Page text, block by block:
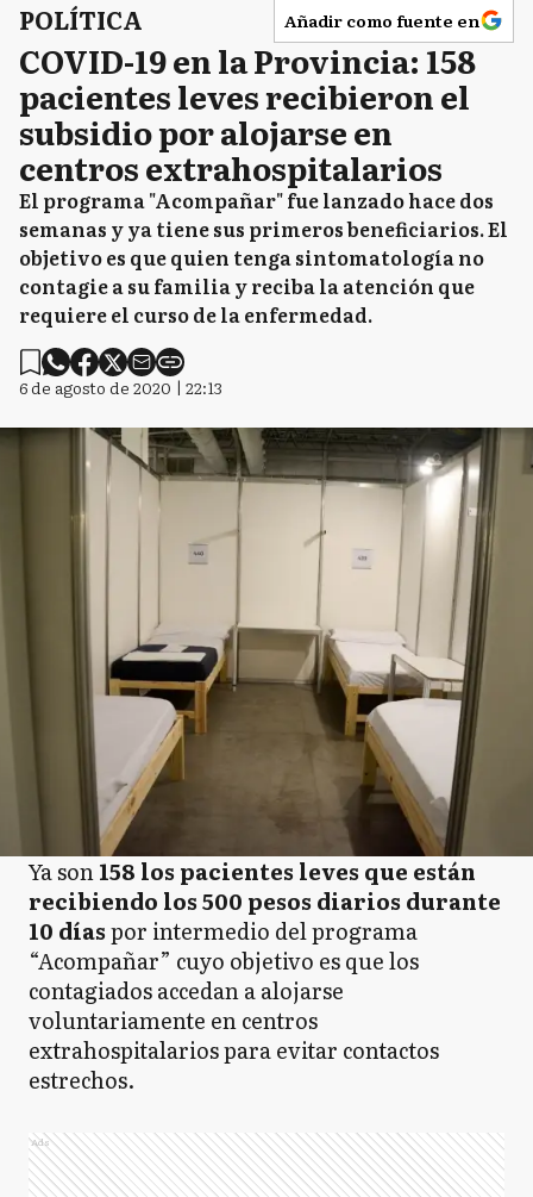
POLÍTICA Añadir como fuente en
COVID-19 en la Provincia: 158
pacientes leves recibieron el
subsidio por alojarse en
centros extrahospitalarios
El programa "Acompañar" fue lanzado hace dos
semanas y ya tiene sus primeros beneficiarios. El
objetivo es que quien tenga sintomatología no
contagie a su familia y reciba la atención que
requiere el curso de la enfermedad.
6 de agosto de 2020 | 22:13
Ya son158 los pacientes leves que están
recibiendo los 500 pesos diarios durante
10 díaspor intermedio del programa
“Acompañar” cuyo objetivo es que los
contagiados accedan a alojarse
voluntariamente en centros
extrahospitalarios para evitar contactos
estrechos.
Ads